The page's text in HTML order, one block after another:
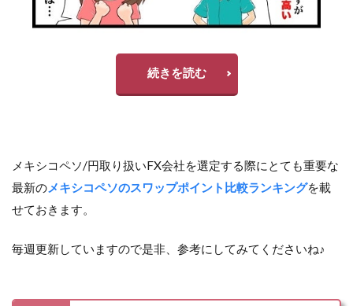
続きを読む
メキシコペソ/円取り扱いFX会社を選定する際にとても重要な
最新のメキシコペソのスワップポイント比較ランキングを載
せておきます。
毎週更新していますので是非、参考にしてみてくださいね♪